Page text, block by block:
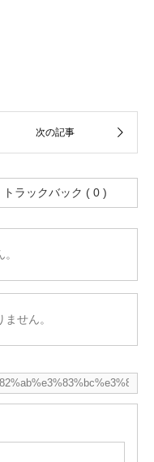
トラックバック ( 0 )
せん。